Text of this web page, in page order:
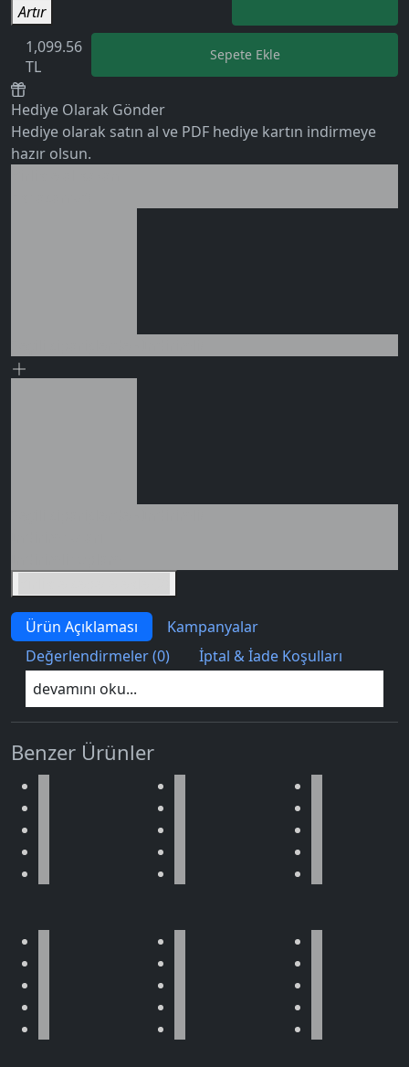
Artır
1,099.56
TL
Sepete Ekle
Hediye Olarak Gönder
Hediye olarak satın al ve PDF hediye kartın indirmeye
hazır olsun.
Ürün Açıklaması
Kampanyalar
Değerlendirmeler (0)
İptal & İade Koşulları
devamını oku...
Benzer Ürünler